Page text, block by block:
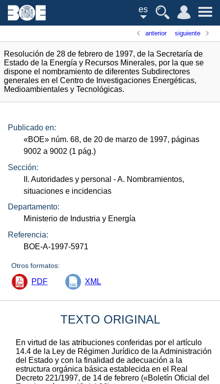
es
anterior siguiente
Resolución de 28 de febrero de 1997, de la Secretaría de
Estado de la Energía y Recursos Minerales, por la que se
dispone el nombramiento de diferentes Subdirectores
generales en el Centro de Investigaciones Energéticas,
Medioambientales y Tecnológicas.
Publicado en:
«BOE» núm. 68, de 20 de marzo de 1997, páginas
9002 a 9002 (1 pág.)
Sección:
II. Autoridades y personal - A. Nombramientos,
situaciones e incidencias
Departamento:
Ministerio de Industria y Energía
Referencia:
BOE-A-1997-5971
Otros formatos:
PDF XML
TEXTO ORIGINAL
En virtud de las atribuciones conferidas por el artículo
14.4 de la Ley de Régimen Jurídico de la Administración
del Estado y con la finalidad de adecuación a la
estructura orgánica básica establecida en el Real
Decreto 221/1997, de 14 de febrero («Boletín Oficial del